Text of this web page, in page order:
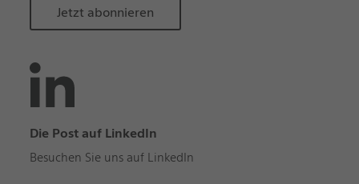
Jetzt abonnieren
Die Post auf LinkedIn
Besuchen Sie uns auf LinkedIn